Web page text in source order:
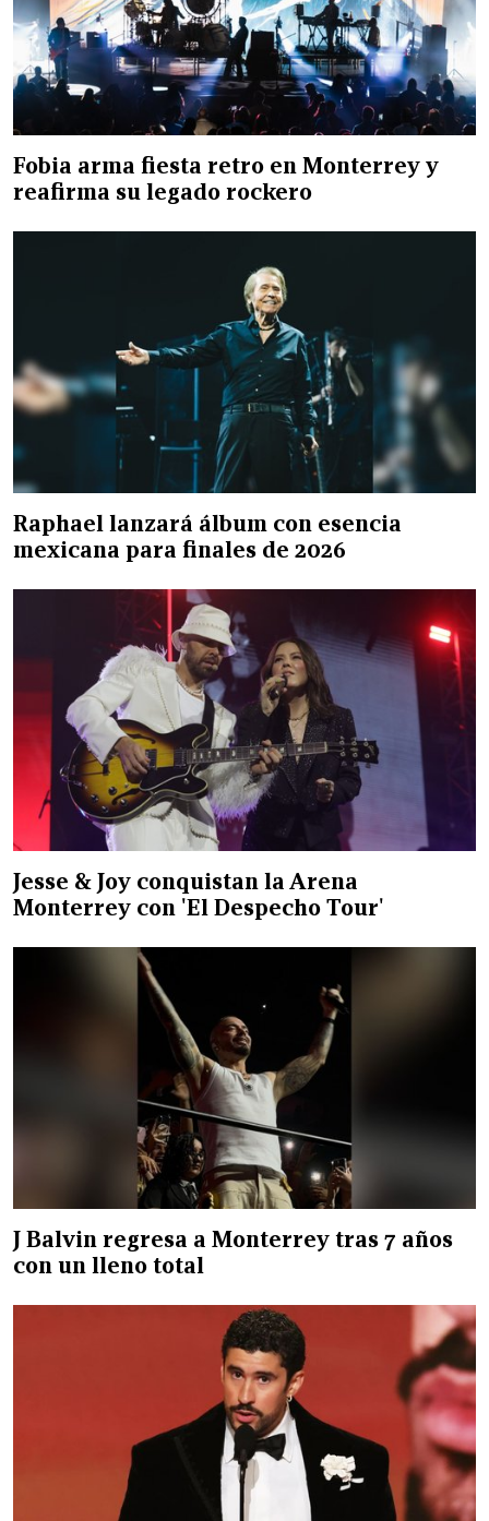
Fobia arma fiesta retro en Monterrey y
reafirma su legado rockero
Raphael lanzará álbum con esencia
mexicana para finales de 2026
Jesse & Joy conquistan la Arena
Monterrey con 'El Despecho Tour'
J Balvin regresa a Monterrey tras 7 años
con un lleno total